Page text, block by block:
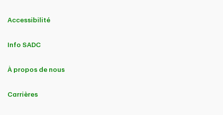
Accessibilité
Info SADC
À propos de nous
Carrières